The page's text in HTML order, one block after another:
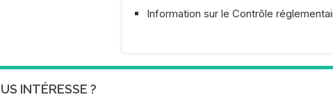
Information sur le Contrôle
INTÉRESSE ?